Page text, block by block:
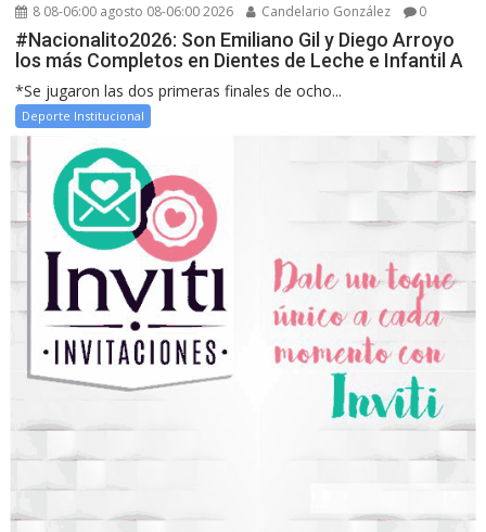
8 08-06:00 agosto 08-06:00 2026 Candelario González 0
#Nacionalito2026: Son Emiliano Gil y Diego Arroyo
los más Completos en Dientes de Leche e Infantil A
*Se jugaron las dos primeras finales de ocho...
Deporte Institucional